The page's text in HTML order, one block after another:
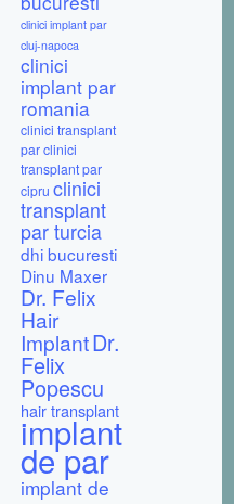
clinici implant par
cluj-napoca
clinici
implant par
romania
clinici transplant
parclinici
transplant par
cipru clinici
transplant
par turcia
dhi bucuresti
Dinu Maxer
Dr. Felix
Hair
ImplantDr.
Felix
Popescu
hair transplant
implant
de par
implant de